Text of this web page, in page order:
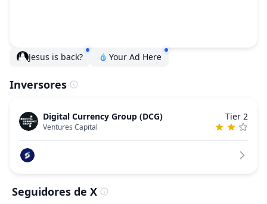
Jesus is back? Your Ad Here
Inversores
Digital Currency Group (DCG)
Ventures Capital
Tier 2
Seguidores de X